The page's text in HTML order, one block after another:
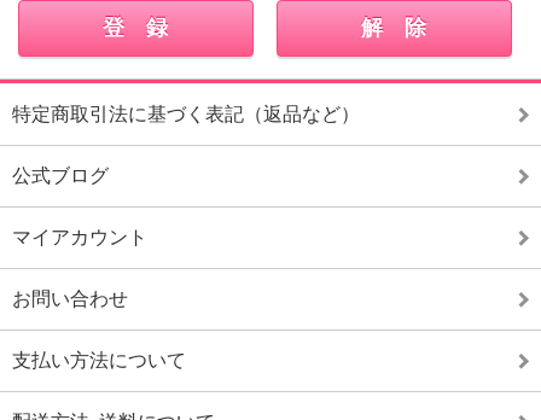
特定商取引法に基づく表記（返品など）
公式ブログ
マイアカウント
お問い合わせ
支払い方法について